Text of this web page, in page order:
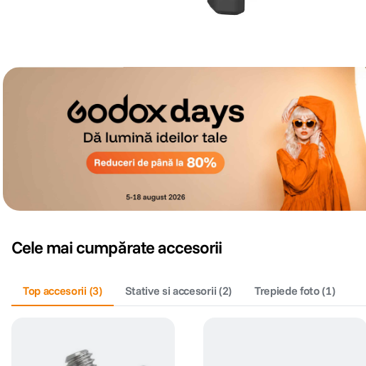
Cele mai cumpărate accesorii
Top accesorii (3) Stative si accesorii (2) Trepiede foto(1)